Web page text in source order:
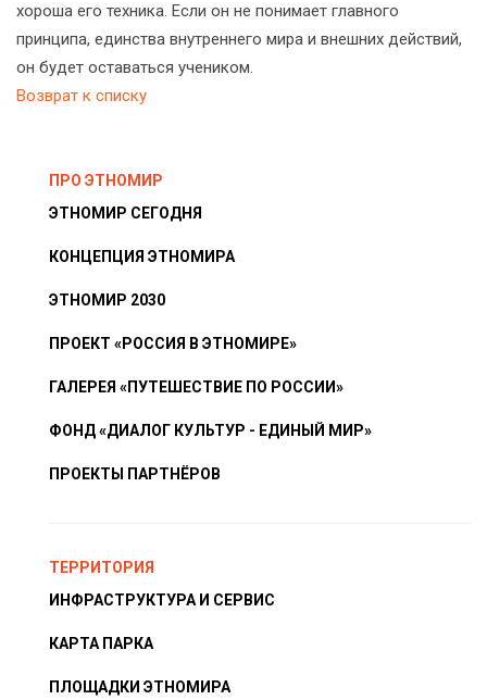
хороша его техника. Если он не понимает главного
принципа, единства внутреннего мира и внешних действий,
он будет оставаться учеником.
Возврат к списку
ПРО ЭТНОМИР
ЭТНОМИР СЕГОДНЯ
КОНЦЕПЦИЯ ЭТНОМИРА
ЭТНОМИР 2030
ПРОЕКТ «РОССИЯ В ЭТНОМИРЕ»
ГАЛЕРЕЯ «ПУТЕШЕСТВИЕ ПО РОССИИ»
ФОНД «ДИАЛОГ КУЛЬТУР - ЕДИНЫЙ МИР»
ПРОЕКТЫ ПАРТНЁРОВ
ТЕРРИТОРИЯ
ИНФРАСТРУКТУРА И СЕРВИС
КАРТА ПАРКА
ПЛОЩАДКИ ЭТНОМИРА